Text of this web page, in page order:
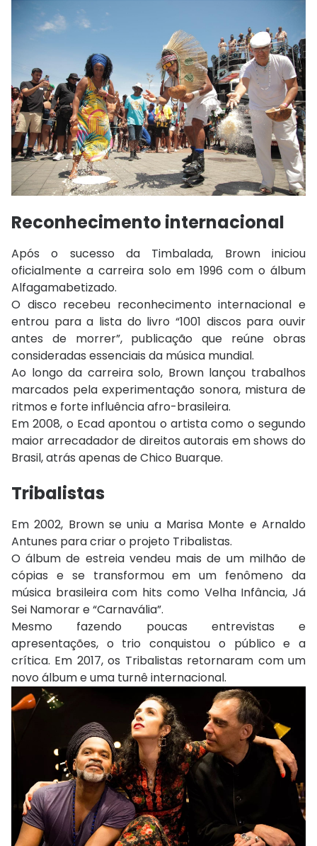
Reconhecimento internacional
Após o sucesso da Timbalada, Brown iniciou
oficialmente a carreira solo em 1996 com o álbum
Alfagamabetizado.
O disco recebeu reconhecimento internacional e
entrou para a lista do livro “1001 discos para ouvir
antes de morrer”, publicação que reúne obras
consideradas essenciais da música mundial.
Ao longo da carreira solo, Brown lançou trabalhos
marcados pela experimentação sonora, mistura de
ritmos e forte influência afro-brasileira.
Em 2008, o Ecad apontou o artista como o segundo
maior arrecadador de direitos autorais em shows do
Brasil, atrás apenas deChico Buarque.
Tribalistas
Em 2002, Brown se uniu a Marisa Monte eArnaldo
Antunes para criar o projeto Tribalistas.
O álbum de estreia vendeu mais de um milhão de
cópias e se transformou em um fenômeno da
música brasileira com hits como Velha Infância,Já
Sei Namorare “Carnavália”.
Mesmo fazendo poucas entrevistas e
apresentações, o trio conquistou o público e a
crítica. Em 2017, os Tribalistas retornaram com um
novo álbum e uma turnê internacional.